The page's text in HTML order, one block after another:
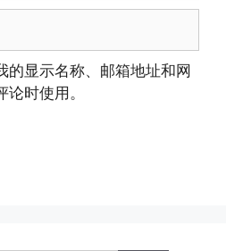
的显示名称、邮箱地址和网
时使用。